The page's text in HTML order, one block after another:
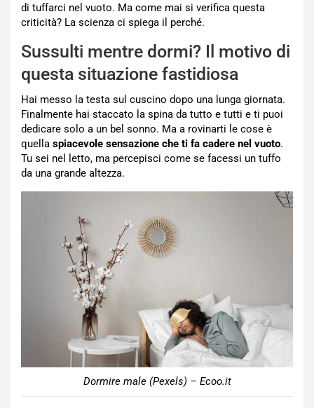
di tuffarci nel vuoto. Ma come mai si verifica questa
criticità? La scienza ci spiega il perché.
Sussulti mentre dormi? Il motivo di
questa situazione fastidiosa
Hai messo la testa sul cuscino dopo una lunga giornata.
Finalmente hai staccato la spina da tutto e tutti e ti puoi
dedicare solo a un bel sonno. Ma a rovinarti le cose è
quella spiacevole sensazione che ti fa cadere nel vuoto.
Tu sei nel letto, ma percepisci come se facessi un tuffo
da una grande altezza.
Dormire male (Pexels) – Ecoo.it